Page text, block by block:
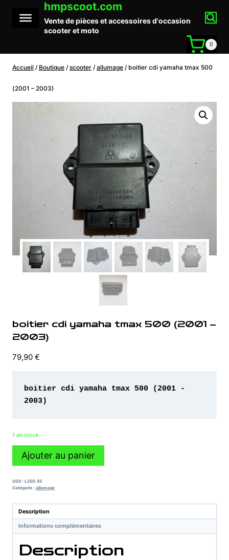
contenu
hmpscoot.com
Vente de pièces et accessoires d'occasion
scooter et moto
0
Accueil / Boutique / scooter / allumage / boitier cdi yamaha tmax 500
(2001 – 2003)
boitier cdi yamaha tmax 500 (2001 –
2003)
79,90 €
boitier cdi yamaha tmax 500 (2001 -
2003)
1 en stock
quantité
cdi
yamaha
500
(2001
Ajouter au panier
UGS : L250.55
Catégorie : allumage
Description
Informations complémentaires
Description